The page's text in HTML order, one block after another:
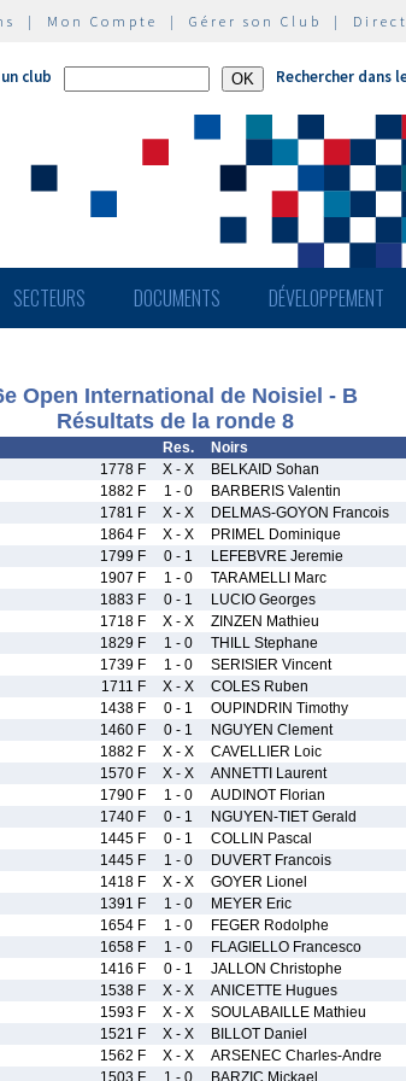
| Mon Compte | Gérer son Club |
club Rechercher dans
SECTEURS DOCUMENTS DÉVELOPPEMENT
Open International de Noisiel - B
Résultats de la ronde 8
Res. Noirs
1778 F X - X BELKAID Sohan
1882 F 1 - 0 BARBERIS Valentin
1781 F X - X DELMAS-GOYON Francois
1864 F X - X PRIMEL Dominique
1799 F 0 - 1 LEFEBVRE Jeremie
1907 F 1 - 0 TARAMELLI Marc
1883 F 0 - 1 LUCIO Georges
1718 F X - X ZINZEN Mathieu
1829 F 1 - 0 THILL Stephane
1739 F 1 - 0 SERISIER Vincent
1711 F X - X COLES Ruben
1438 F 0 - 1 OUPINDRIN Timothy
1460 F 0 - 1 NGUYEN Clement
1882 F X - X CAVELLIER Loic
1570 F X - X ANNETTI Laurent
1790 F 1 - 0 AUDINOT Florian
1740 F 0 - 1 NGUYEN-TIET Gerald
1445 F 0 - 1 COLLIN Pascal
1445 F 1 - 0 DUVERT Francois
1418 F X - X GOYER Lionel
1391 F 1 - 0 MEYER Eric
1654 F 1 - 0 FEGER Rodolphe
1658 F 1 - 0 FLAGIELLO Francesco
1416 F 0 - 1 JALLON Christophe
1538 F X - X ANICETTE Hugues
1593 F X - X SOULABAILLE Mathieu
1521 F X - X BILLOT Daniel
1562 F X - X ARSENEC Charles-Andre
1503 F 1 - 0 BARZIC Mickael